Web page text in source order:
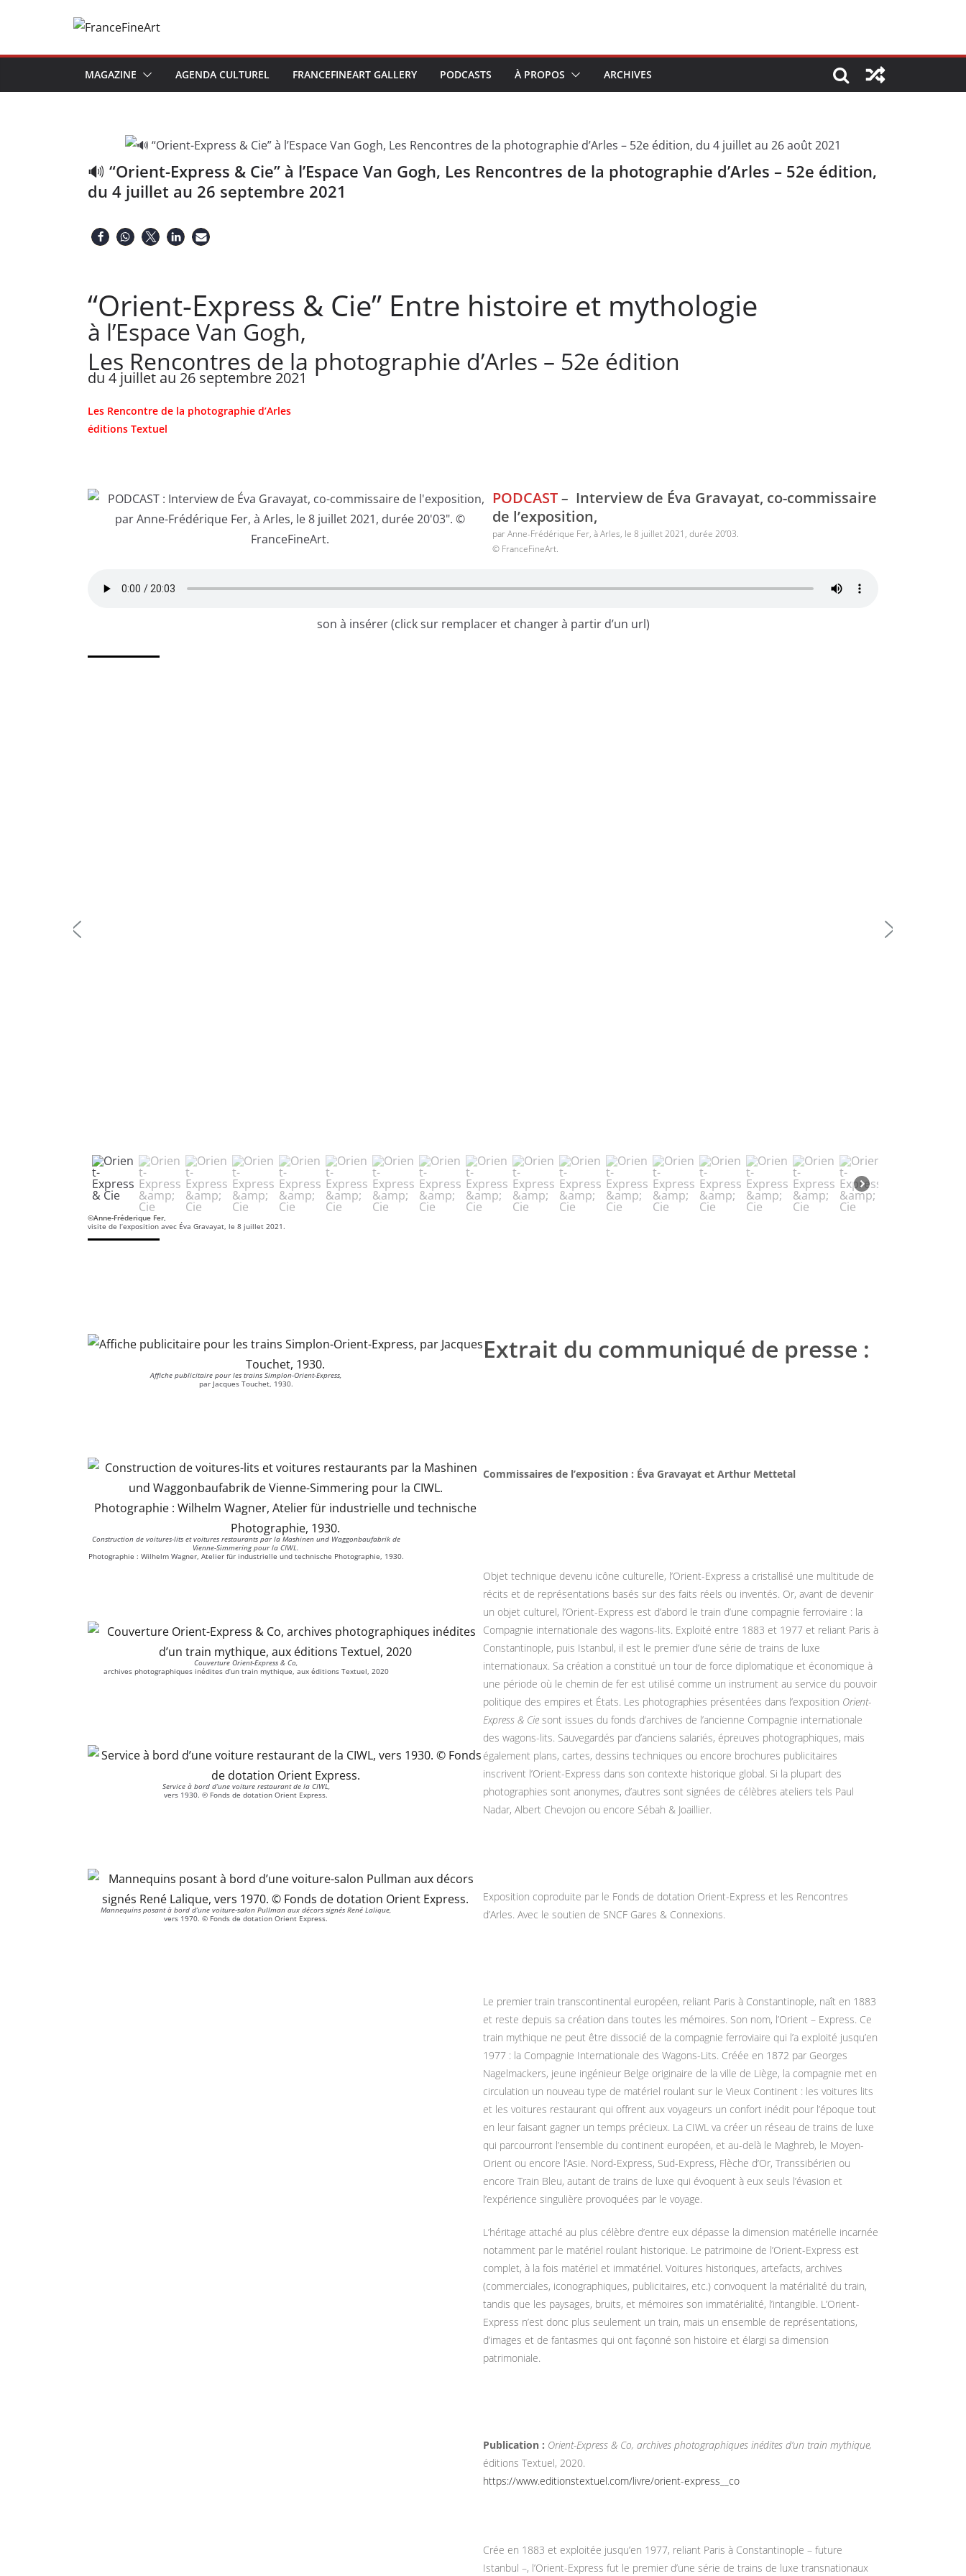
MAGAZINE AGENDA CULTUREL FRANCEFINEART GALLERY PODCASTS À PROPOS ARCHIVES
🔊 “Orient-Express & Cie” à l’Espace Van Gogh, Les Rencontres de la photographie d’Arles – 52e édition,
du 4 juillet au 26 septembre 2021
“Orient-Express & Cie” Entre histoire et mythologie
à l’Espace Van Gogh,
Les Rencontres de la photographie d’Arles – 52e édition
du 4 juillet au 26 septembre 2021
Les Rencontre de la photographie d’Arles
éditions Textuel
PODCAST– Interview de Éva Gravayat, co-commissaire
de l’exposition,
par Anne-Frédérique Fer, à Arles, le 8 juillet 2021, durée 20’03.
© FranceFineArt.
son à insérer (click sur remplacer et changer à partir d’un url)
©Anne-Fréderique Fer,
visite de l’exposition avec Éva Gravayat, le 8 juillet 2021.
Affiche publicitaire pour les trains Simplon-Orient-Express,
par Jacques Touchet, 1930.
Construction de voitures-lits et voitures restaurants par la Mashinen und Waggonbaufabrik de
Vienne-Simmering pour la CIWL.
Photographie : Wilhelm Wagner, Atelier für industrielle und technische Photographie, 1930.
Couverture Orient-Express & Co,
archives photographiques inédites d’un train mythique, aux éditions Textuel, 2020
Service à bord d’une voiture restaurant de la CIWL,
vers 1930. © Fonds de dotation Orient Express.
Mannequins posant à bord d’une voiture-salon Pullman aux décors signés René Lalique,
vers 1970. © Fonds de dotation Orient Express.
Extrait du communiqué de presse :
Commissaires de l’exposition : Éva Gravayat et Arthur Mettetal
Objet technique devenu icône culturelle, l’Orient-Express a cristallisé une multitude de
récits et de représentations basés sur des faits réels ou inventés. Or, avant de devenir
un objet culturel, l’Orient-Express est d’abord le train d’une compagnie ferroviaire : la
Compagnie internationale des wagons-lits. Exploité entre 1883 et 1977 et reliant Paris à
Constantinople, puis Istanbul, il est le premier d’une série de trains de luxe
internationaux. Sa création a constitué un tour de force diplomatique et économique à
une période où le chemin de fer est utilisé comme un instrument au service du pouvoir
politique des empires et États. Les photographies présentées dans l’exposition Orient-
Express & Cie sont issues du fonds d’archives de l’ancienne Compagnie internationale
des wagons-lits. Sauvegardés par d’anciens salariés, épreuves photographiques, mais
également plans, cartes, dessins techniques ou encore brochures publicitaires
inscrivent l’Orient-Express dans son contexte historique global. Si la plupart des
photographies sont anonymes, d’autres sont signées de célèbres ateliers tels Paul
Nadar, Albert Chevojon ou encore Sébah & Joaillier.
Exposition coproduite par le Fonds de dotation Orient-Express et les Rencontres
d’Arles. Avec le soutien de SNCF Gares & Connexions.
Le premier train transcontinental européen, reliant Paris à Constantinople, naît en 1883
et reste depuis sa création dans toutes les mémoires. Son nom, l’Orient – Express. Ce
train mythique ne peut être dissocié de la compagnie ferroviaire qui l’a exploité jusqu’en
1977 : la Compagnie Internationale des Wagons-Lits. Créée en 1872 par Georges
Nagelmackers, jeune ingénieur Belge originaire de la ville de Liège, la compagnie met en
circulation un nouveau type de matériel roulant sur le Vieux Continent : les voitures lits
et les voitures restaurant qui offrent aux voyageurs un confort inédit pour l’époque tout
en leur faisant gagner un temps précieux. La CIWL va créer un réseau de trains de luxe
qui parcourront l’ensemble du continent européen, et au-delà le Maghreb, le Moyen-
Orient ou encore l’Asie. Nord-Express, Sud-Express, Flèche d’Or, Transsibérien ou
encore Train Bleu, autant de trains de luxe qui évoquent à eux seuls l’évasion et
l’expérience singulière provoquées par le voyage.
L’héritage attaché au plus célèbre d’entre eux dépasse la dimension matérielle incarnée
notamment par le matériel roulant historique. Le patrimoine de l’Orient-Express est
complet, à la fois matériel et immatériel. Voitures historiques, artefacts, archives
(commerciales, iconographiques, publicitaires, etc.) convoquent la matérialité du train,
tandis que les paysages, bruits, et mémoires son immatérialité, l’intangible. L’Orient-
Express n’est donc plus seulement un train, mais un ensemble de représentations,
d’images et de fantasmes qui ont façonné son histoire et élargi sa dimension
patrimoniale.
Publication : Orient-Express & Co, archives photographiques inédites d’un train mythique,
éditions Textuel, 2020.
https://www.editionstextuel.com/livre/orient-express__co
Crée en 1883 et exploitée jusqu’en 1977, reliant Paris à Constantinople – future
Istanbul –, l’Orient-Express fut le premier d’une série de trains de luxe transnationaux